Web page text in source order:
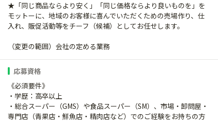
★「同じ商品ならより安く」「同じ価格ならより良いものを」を
モットーに、地域のお客様に喜んでいただくための売場作り、仕
入れ、販促活動等をチーフ（候補）としてお任せします。
（変更の範囲）会社の定める業務
応募資格
《必須要件》
・学歴：高卒以上
・総合スーパー（GMS）や食品スーパー（SM）、市場・卸問屋・
専門店（青果店・鮮魚店・精肉店など）でのご経験をお持ちの方